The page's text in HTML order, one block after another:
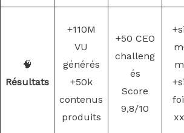
🧠
Résultats
+110M
VU
générés
+50k
contenus
produits
+50 CEO
challeng
és
Score
9,8/10